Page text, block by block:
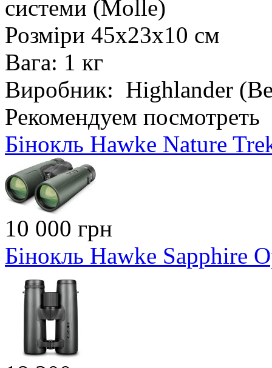
системи (Molle)
Розміри 45х23х10 см
Вага: 1 кг
Виробник: Highlander
Рекомендуем посмотреть
Бінокль Hawke Nature
10 000 грн
Бінокль Hawke Sapphire